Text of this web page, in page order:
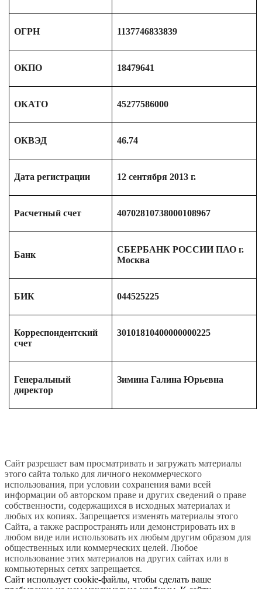
ОГРН 1137746833839
ОКПО 18479641
ОКАТО 45277586000
ОКВЭД 46.74
Дата регистрации 12 сентября 2013 г.
Расчетный счет 40702810738000108967
Банк
СБЕРБАНК РОССИИ ПАО г.
Москва
БИК 044525225
Корреспондентский
счет
30101810400000000225
Генеральный
директор
Зимина Галина Юрьевна
Сайт разрешает вам просматривать и загружать материалы
этого сайта только для личного некоммерческого
использования, при условии сохранения вами всей
информации об авторском праве и других сведений о праве
собственности, содержащихся в исходных материалах и
любых их копиях. Запрещается изменять материалы этого
Сайта, а также распространять или демонстрировать их в
любом виде или использовать их любым другим образом для
общественных или коммерческих целей. Любое
использование этих материалов на других сайтах или в
компьютерных сетях запрещается.
Сайт использует cookie-файлы, чтобы сделать ваше